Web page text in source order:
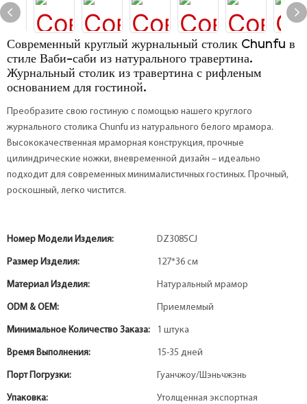
Современный круглый журнальный столик Chunfu в
стиле Ваби-саби из натурального травертина.
Журнальный столик из травертина с рифленым
основанием для гостиной.
Преобразите свою гостиную с помощью нашего круглого
журнального столика Chunfu из натурального белого мрамора.
Высококачественная мраморная конструкция, прочные
цилиндрические ножки, вневременной дизайн – идеально
подходит для современных минималистичных гостиных. Прочный,
роскошный, легко чистится.
Номер Модели Изделия: DZ3085CJ
Размер Изделия: 127*36 см
Материал Изделия: Натуральный мрамор
ODM & OEM: Приемлемый
Минимальное Количество Заказа: 1 штука
Время Выполнения: 15-35 дней
Порт Погрузки: Гуанчжоу/Шэньчжэнь
Упаковка:
Утолщенная экспортная